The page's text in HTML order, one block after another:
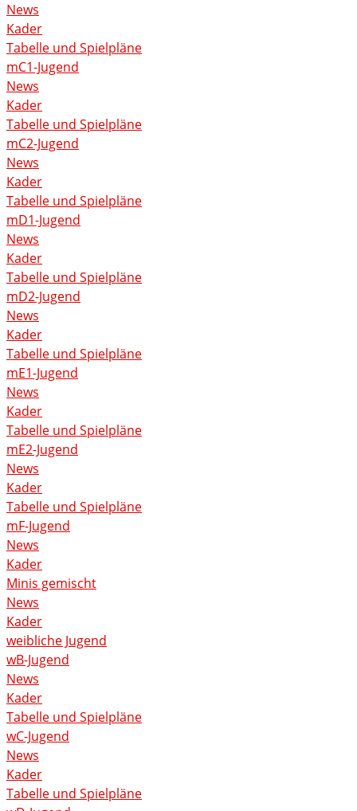
News
Kader
Tabelle und Spielpläne
mC1-Jugend
News
Kader
Tabelle und Spielpläne
mC2-Jugend
News
Kader
Tabelle und Spielpläne
mD1-Jugend
News
Kader
Tabelle und Spielpläne
mD2-Jugend
News
Kader
Tabelle und Spielpläne
mE1-Jugend
News
Kader
Tabelle und Spielpläne
mE2-Jugend
News
Kader
Tabelle und Spielpläne
mF-Jugend
News
Kader
Minis gemischt
News
Kader
weibliche Jugend
wB-Jugend
News
Kader
Tabelle und Spielpläne
wC-Jugend
News
Kader
Tabelle und Spielpläne